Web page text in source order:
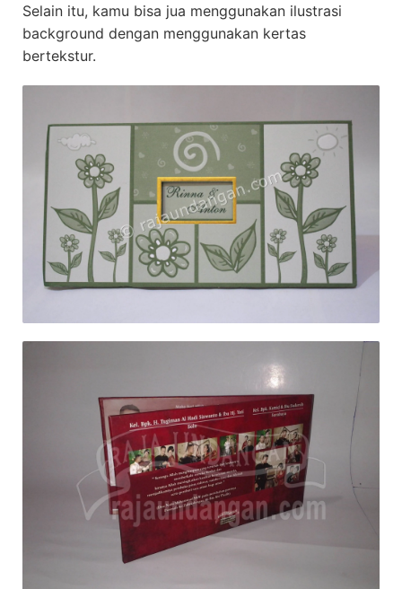
Selain itu, kamu bisa jua menggunakan ilustrasi
background dengan menggunakan kertas
bertekstur.